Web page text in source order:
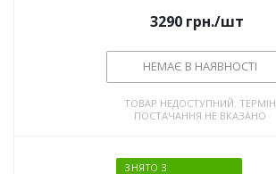
3290 грн./шт
НЕМАЄ В НАЯВНОСТІ
ТОВАР НЕДОСТУПНИЙ. ТЕРМІН
ПОСТАЧАННЯ НЕ ВКАЗАНО
ЗНЯТО З